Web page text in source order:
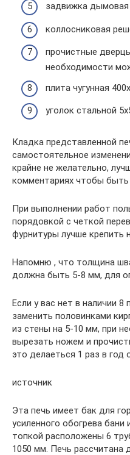
задвижка
коллосниковая
прочистные
необходимости
плита чугунная
уголок стальной
Кладка представленной
самостоятельное
крайне не желательно,
комментариях чтобы быть
При выполнении работ
порядовкой с четкой
фурнитуры лучше крепить
Напомню , что толщина
должна быть 5-8 мм, для
Если у вас нет в наличии
заменить половинками
из стены на 5-10 мм, при
вырезать ножем и
это делаеться 1 раз в год
источник
Эта печь имеет бак для
усиленного обогрева
топкой расположены 6
1050 мм. Печь рассчитана